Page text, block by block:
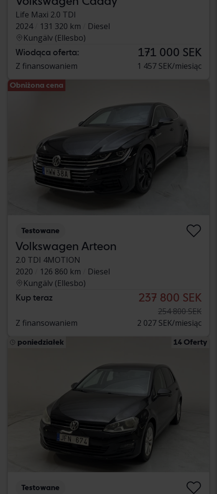
Life Maxi 2.0 TDI
2024
131 320 km
Diesel
Kungälv (Ellesbo)
Wiodąca oferta: 171 000 SEK
Z finansowaniem 1 457 SEK/miesiąc
Obniżona cena
Testowane
Volkswagen Arteon
2.0 TDI 4MOTION
2020
126 860 km
Diesel
Kungälv (Ellesbo)
Kup teraz 237 800 SEK
254 800 SEK
Z finansowaniem
2 027 SEK/miesiąc
poniedziałek 14 Oferty
Testowane